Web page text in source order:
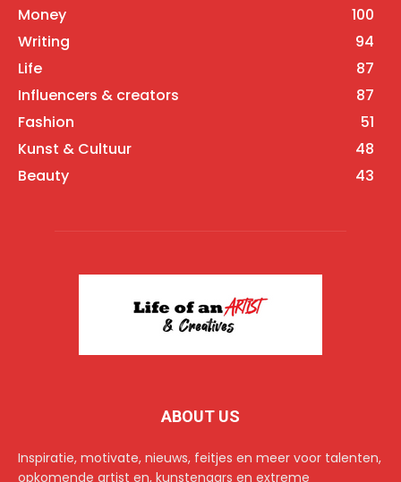
Money
100
Writing
94
Life
87
Influencers & creators
87
Fashion
51
Kunst & Cultuur
48
Beauty
43
ABOUT US
Inspiratie, motivate, nieuws, feitjes en meer voor talenten,
opkomende artist en, kunstenaars en extreme